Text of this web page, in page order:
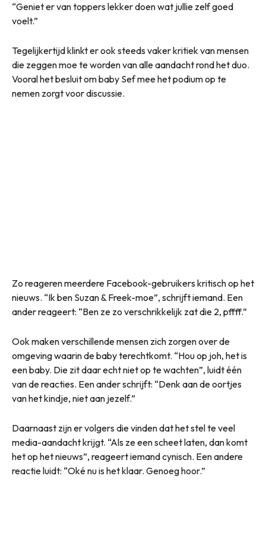
“Geniet er van toppers lekker doen wat jullie zelf goed
voelt.”
Tegelijkertijd klinkt er ook steeds vaker kritiek van mensen
die zeggen moe te worden van alle aandacht rond het duo.
Vooral het besluit om baby Sef mee het podium op te
nemen zorgt voor discussie.
Zo reageren meerdere Facebook-gebruikers kritisch op het
nieuws. “Ik ben Suzan & Freek-moe”, schrijft iemand. Een
ander reageert: “Ben ze zo verschrikkelijk zat die 2, pffff.”
Ook maken verschillende mensen zich zorgen over de
omgeving waarin de baby terechtkomt. “Hou op joh, het is
een baby. Die zit daar echt niet op te wachten”, luidt één
van de reacties. Een ander schrijft: “Denk aan de oortjes
van het kindje, niet aan jezelf.”
Daarnaast zijn er volgers die vinden dat het stel te veel
media-aandacht krijgt. “Als ze een scheet laten, dan komt
het op het nieuws”, reageert iemand cynisch. Een andere
reactie luidt: “Oké nu is het klaar. Genoeg hoor.”